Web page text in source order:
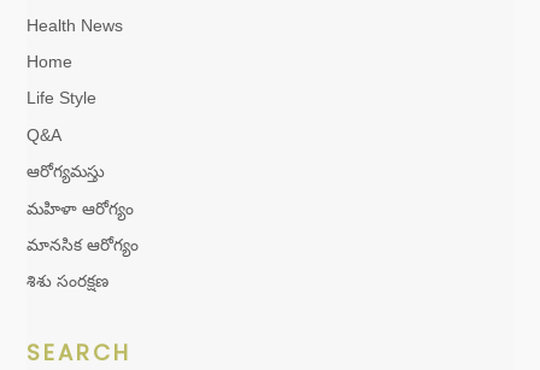
Health News
Home
Life Style
Q&A
ఆరోగ్యమస్తు
మహిళా ఆరోగ్యం
మానసిక ఆరోగ్యం
శిశు సంరక్షణ
SEARCH